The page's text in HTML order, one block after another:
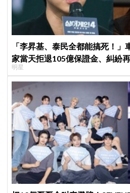
「李昇基、泰民全都能搞死！
家當天拒退105億保證金、糾紛
明星